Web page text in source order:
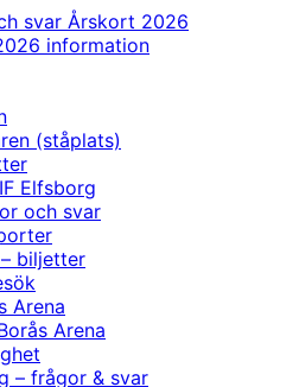
svar Årskort 2026
information
(ståplats)
Elfsborg
och svar
biljetter
Arena
Arena
– frågor & svar